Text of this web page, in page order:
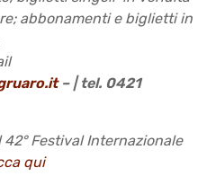
abbonamenti e biglietti in
– | tel. 0421
Festival Internazionale
qui